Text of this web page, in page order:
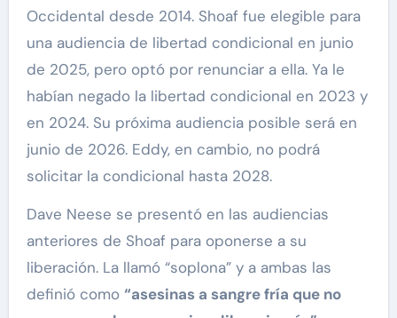
Occidental desde 2014. Shoaf fue elegible para
una audiencia de libertad condicional en junio
de 2025, pero optó por renunciar a ella. Ya le
habían negado la libertad condicional en 2023 y
en 2024. Su próxima audiencia posible será en
junio de 2026. Eddy, en cambio, no podrá
solicitar la condicional hasta 2028.
Dave Neese se presentó en las audiencias
anteriores de Shoaf para oponerse a su
liberación. La llamó “soplona” y a ambas las
definió como “asesinas a sangre fría que no